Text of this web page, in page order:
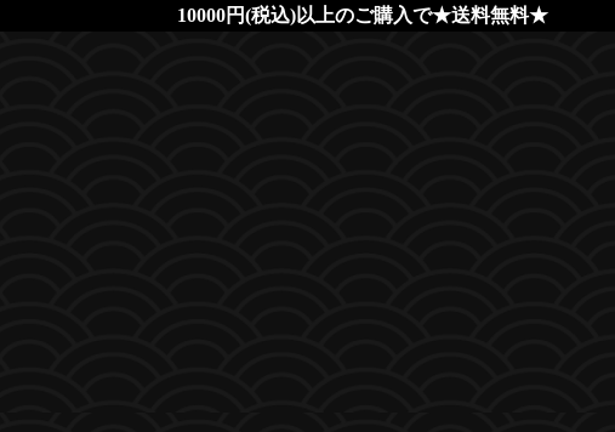
10000円(税込)以上のご購入で★送料無料★